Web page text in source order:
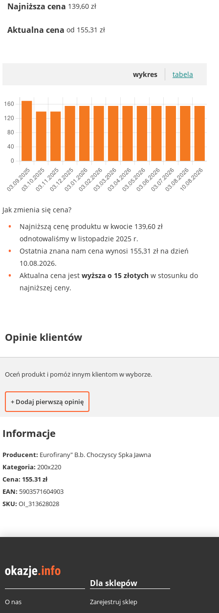
Najniższa cena 139,60 zł
Aktualna cena od 155,31 zł
wykres tabela
Jak zmienia się cena?
Najniższą cenę produktu w kwocie 139,60 zł
odnotowaliśmy w listopadzie 2025 r.
Ostatnia znana nam cena wynosi 155,31 zł na dzień
10.08.2026.
Aktualna cena jest wyższa o 15 złotych w stosunku do
najniższej ceny.
Opinie klientów
Oceń produkt i pomóż innym klientom w wyborze.
+ Dodaj pierwszą opinię
Informacje
Producent: Eurofirany" B.b. Choczyscy Spka Jawna
Kategoria: 200x220
Cena: 155.31 zł
EAN: 5903571604903
SKU: OI_313628028
O nas
Dla sklepów
Zarejestruj sklep